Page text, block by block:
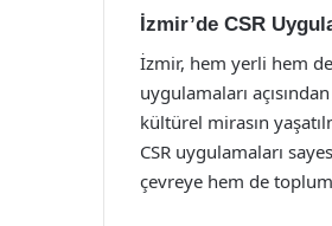
İzmir’de CSR
İzmir, hem yerli hem
uygulamaları
kültürel mirasın
CSR uygulamaları
çevreye hem de